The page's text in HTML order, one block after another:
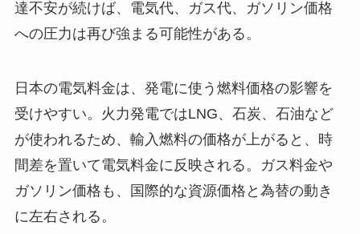
達不安が続けば、電気代、ガス代、ガソリン価格
への圧力は再び強まる可能性がある。
日本の電気料金は、発電に使う燃料価格の影響を
受けやすい。火力発電ではLNG、石炭、石油など
が使われるため、輸入燃料の価格が上がると、時
間差を置いて電気料金に反映される。ガス料金や
ガソリン価格も、国際的な資源価格と為替の動き
に左右される。